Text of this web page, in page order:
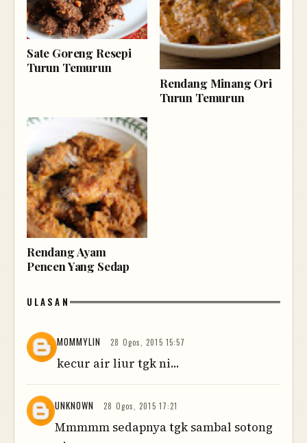
Sate Goreng Resepi
Turun Temurun
Rendang Minang Ori
Turun Temurun
Rendang Ayam
Pencen Yang Sedap
ULASAN
MOMMYLIN 28 Ogos, 2015 15:57
kecur air liur tgk ni...
UNKNOWN 28 Ogos, 2015 17:21
Mmmmm sedapnya tgk sambal sotong